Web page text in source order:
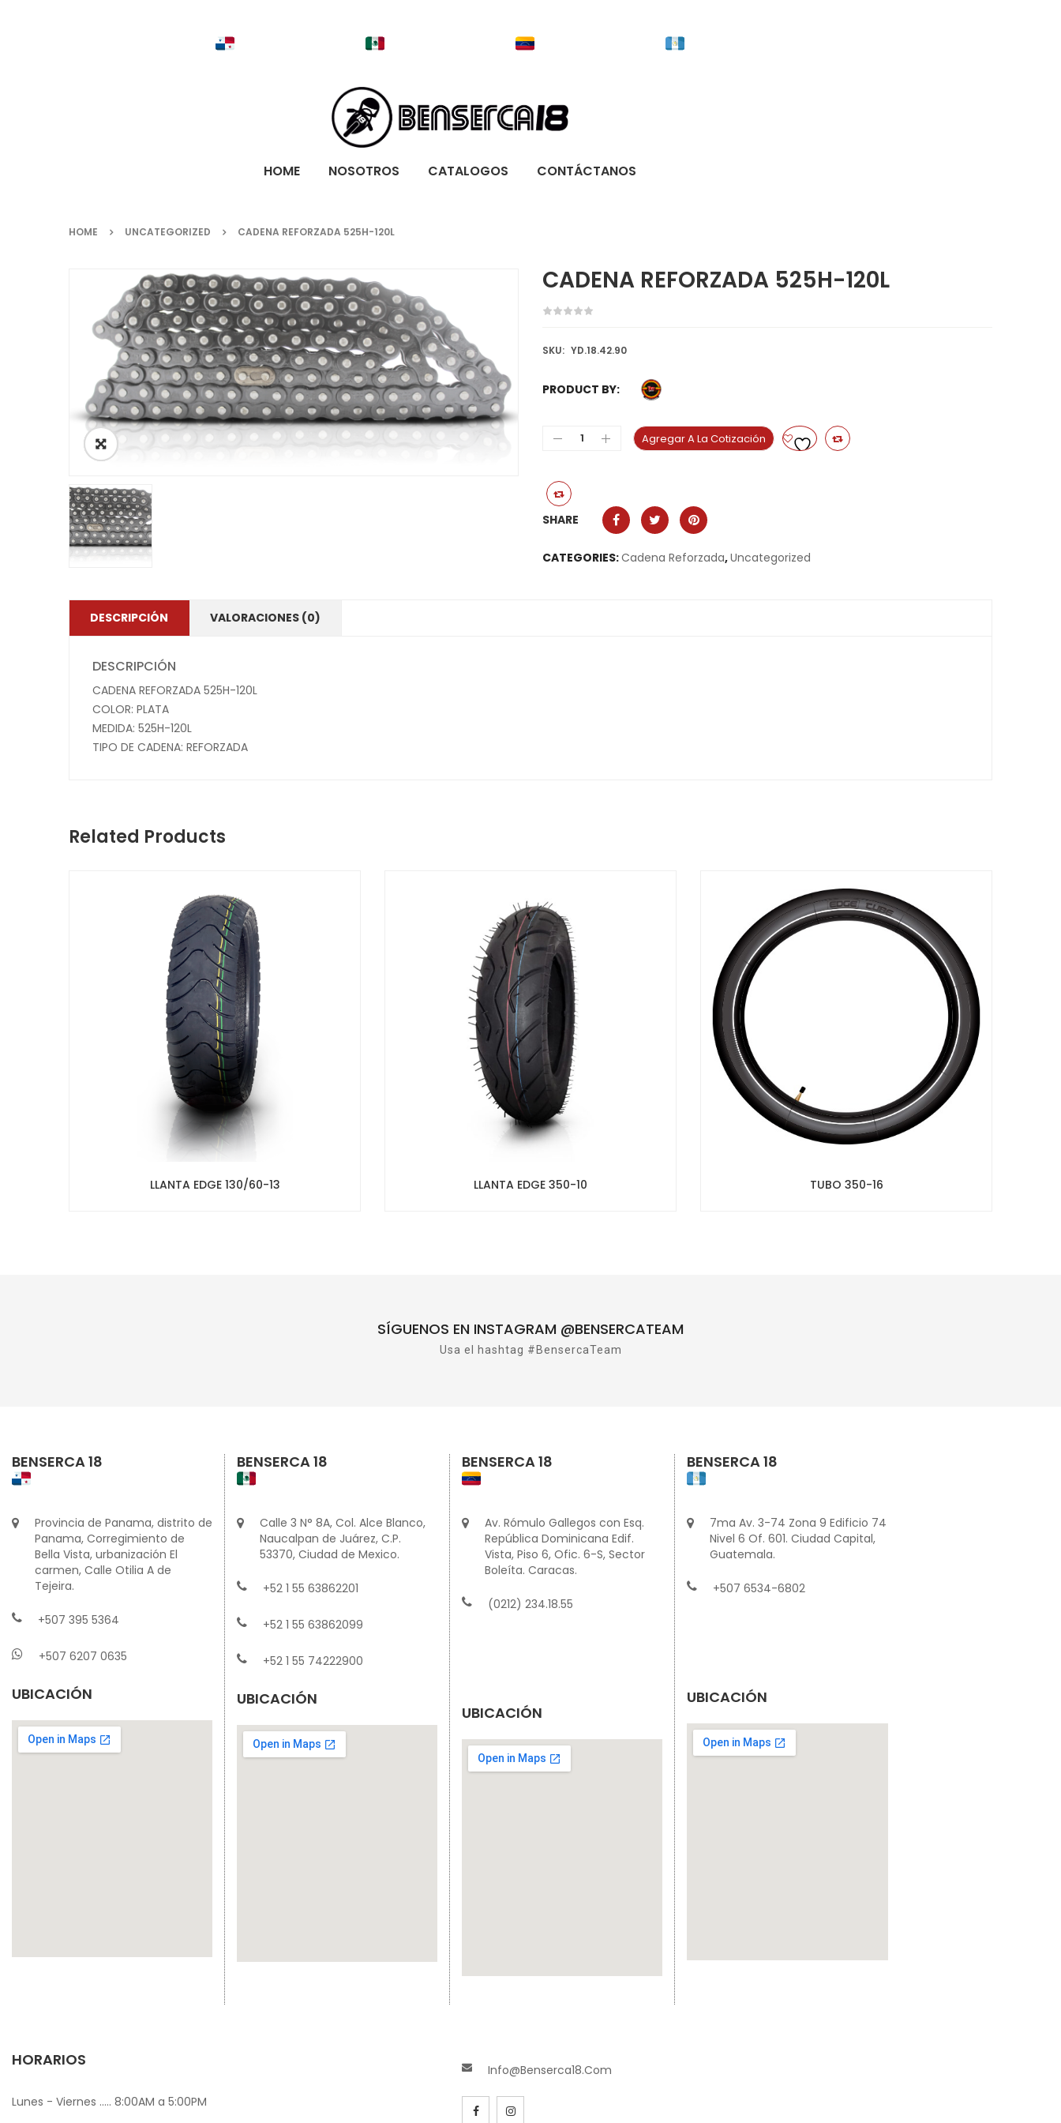
HOME NOSOTROS CATALOGOS CONTÁCTANOS
HOME UNCATEGORIZED CADENA REFORZADA 525H-120L
CADENA REFORZADA 525H-120L
SKU: YD.18.42.90
PRODUCT BY:
Agregar A La Cotización
SHARE
CATEGORIES:Cadena Reforzada,Uncategorized
DESCRIPCIÓN VALORACIONES (0)
DESCRIPCIÓN
CADENA REFORZADA 525H-120L
COLOR: PLATA
MEDIDA: 525H-120L
TIPO DE CADENA: REFORZADA
Related Products
LLANTA EDGE 130/60-13 LLANTA EDGE 350-10 TUBO 350-16
SÍGUENOS EN INSTAGRAM @BENSERCATEAM
Usa el hashtag #BensercaTeam
BENSERCA 18
Provincia de Panama, distrito de
Panama, Corregimiento de
Bella Vista, urbanización El
carmen, Calle Otilia A de
Tejeira.
+507 395 5364
+507 6207 0635
UBICACIÓN
BENSERCA 18
Calle 3 N° 8A, Col. Alce Blanco,
Naucalpan de Juárez, C.P.
53370, Ciudad de Mexico.
+52 1 55 63862201
+52 1 55 63862099
+52 1 55 74222900
UBICACIÓN
BENSERCA 18
Av. Rómulo Gallegos con Esq.
República Dominicana Edif.
Vista, Piso 6, Ofic. 6-S, Sector
Boleíta. Caracas.
(0212) 234.18.55
UBICACIÓN
BENSERCA 18
7ma Av. 3-74 Zona 9 Edificio 74
Nivel 6 Of. 601. Ciudad Capital,
Guatemala.
+507 6534-6802
UBICACIÓN
HORARIOS
Lunes - Viernes ..... 8:00AM a 5:00PM
Info@benserca18.com